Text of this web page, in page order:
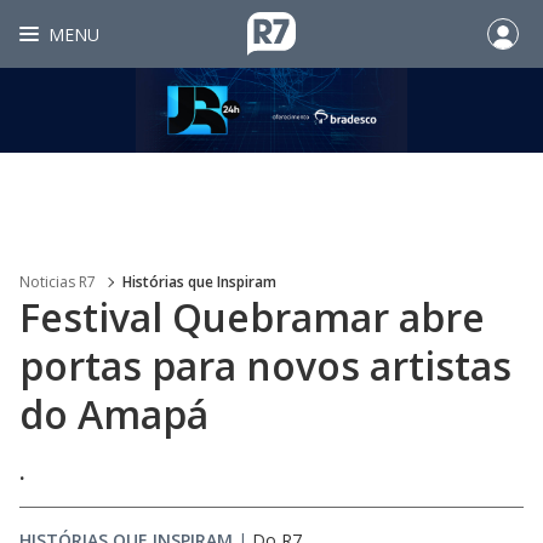
MENU
Noticias R7 Histórias que Inspiram
Festival Quebramar abre
portas para novos artistas
do Amapá
.